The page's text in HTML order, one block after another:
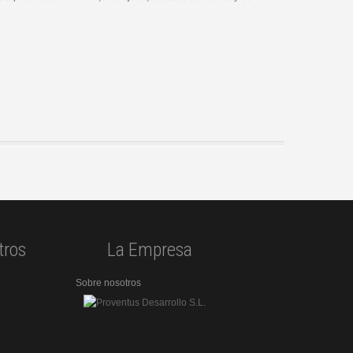
La Empresa
Sobre nosotros